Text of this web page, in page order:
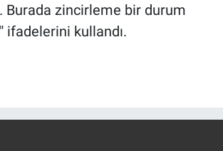
Burada zincirleme bir durum
ifadelerini kullandı.